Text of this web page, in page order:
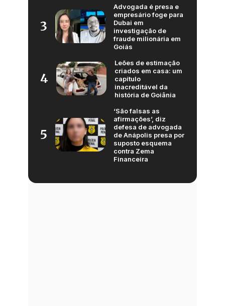
3
Advogada é presa e
empresário foge para
Dubai em
investigação de
fraude milionária em
Goiás
4
Leões de estimação
criados em casa: um
capítulo
inacreditável da
história de Goiânia
5
‘São falsas as
afirmações’, diz
defesa de advogada
de Anápolis presa por
suposto esquema
contra Zema
Financeira